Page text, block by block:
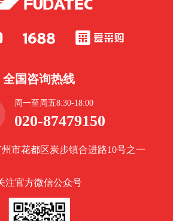
全国咨询热线
周一至周五8:30-18:00
020-87479150
市花都区炭步镇合进路10号之一
注官方微信公众号